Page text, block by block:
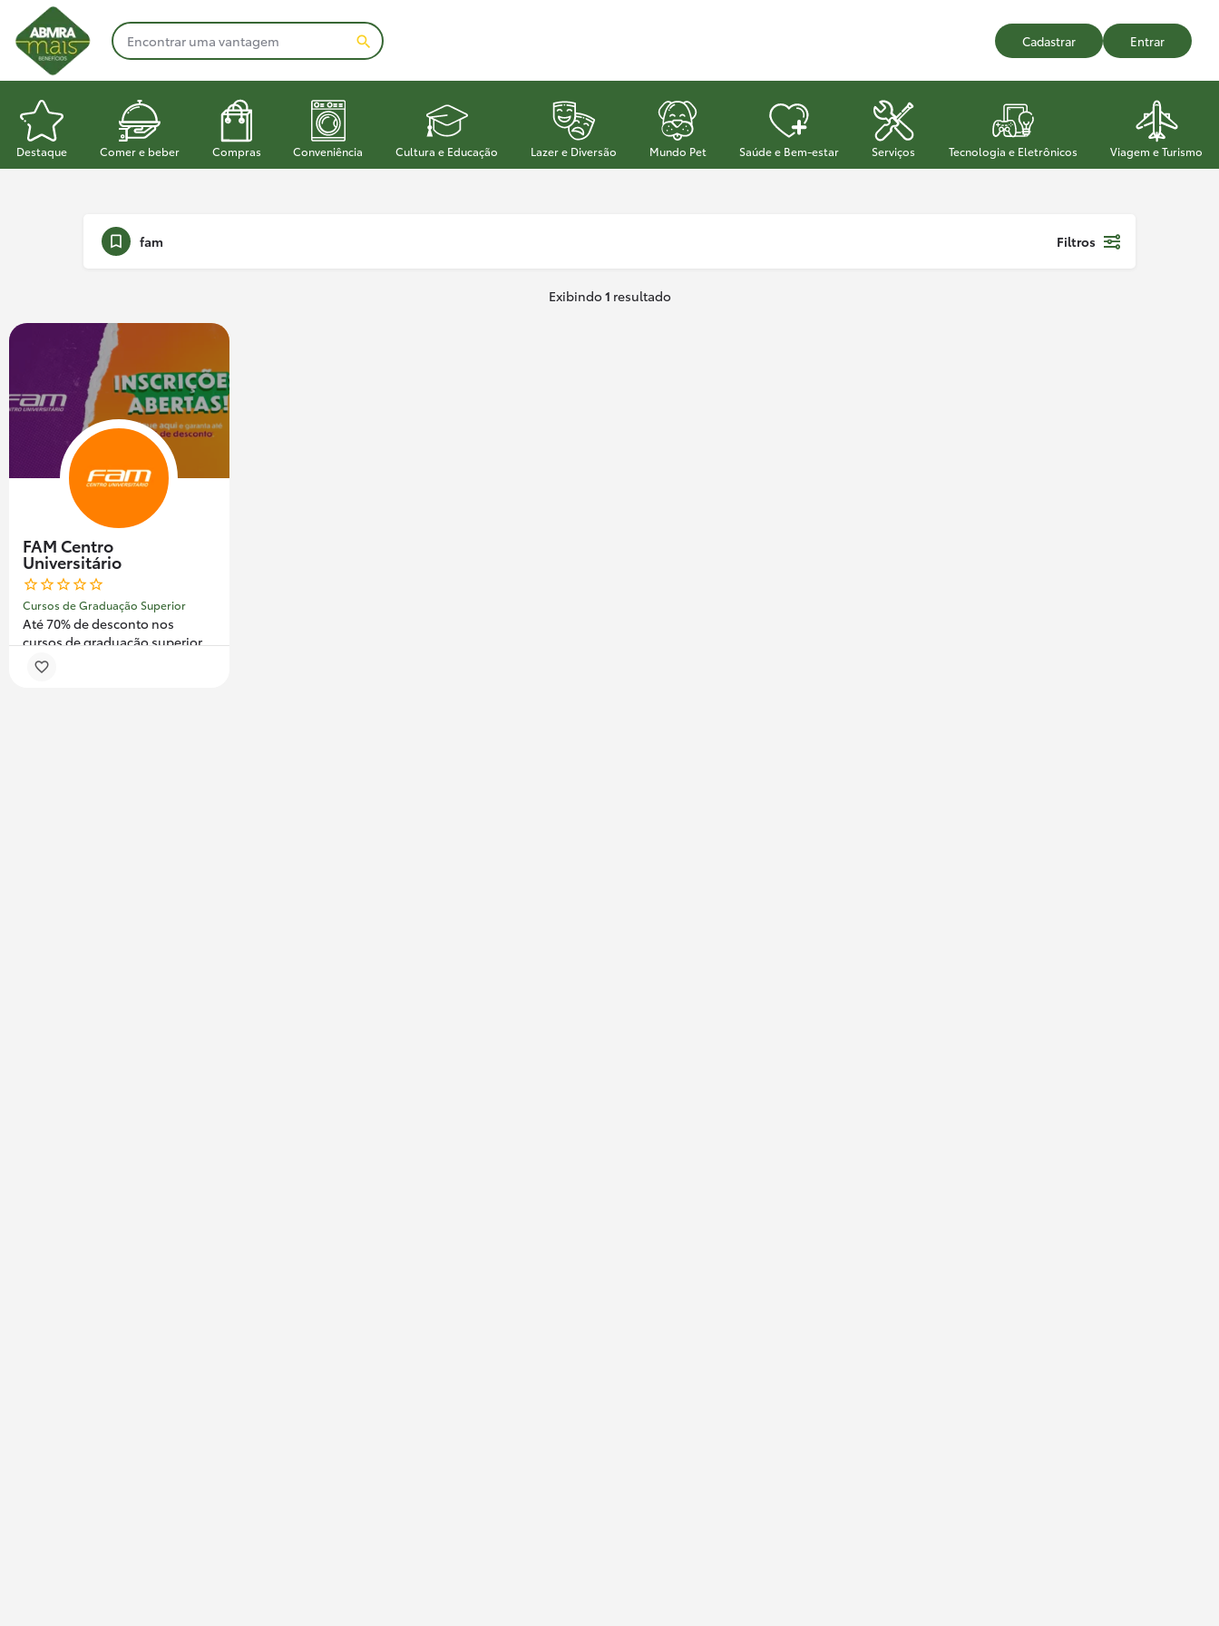
Cadastrar Entrar
Destaque Comer e beber Compras Conveniência Cultura e Educação Lazer e Diversão Mundo Pet Saúde e Bem-estar Serviços Tecnologia e Eletrônicos Viagem e Turismo
fam Filtros
Exibindo 1 resultado
FAM Centro
Universitário
Cursos de Graduação Superior
Até 70% de desconto nos
cursos de graduação superior